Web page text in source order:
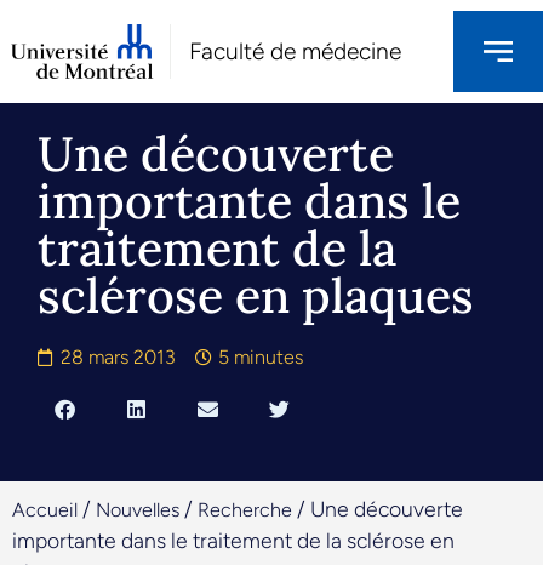
Faculté de médecine
Une découverte
importante dans le
traitement de la
sclérose en plaques
28 mars 2013 5 minutes
Accueil / Nouvelles / Recherche / Une découverte
importante dans le traitement de la sclérose en